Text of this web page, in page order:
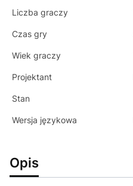
Liczba graczy
Czas gry
Wiek graczy
Projektant
Stan
Wersja językowa
Opis